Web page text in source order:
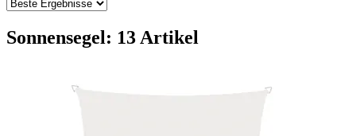
Sonnensegel: 13 Artikel